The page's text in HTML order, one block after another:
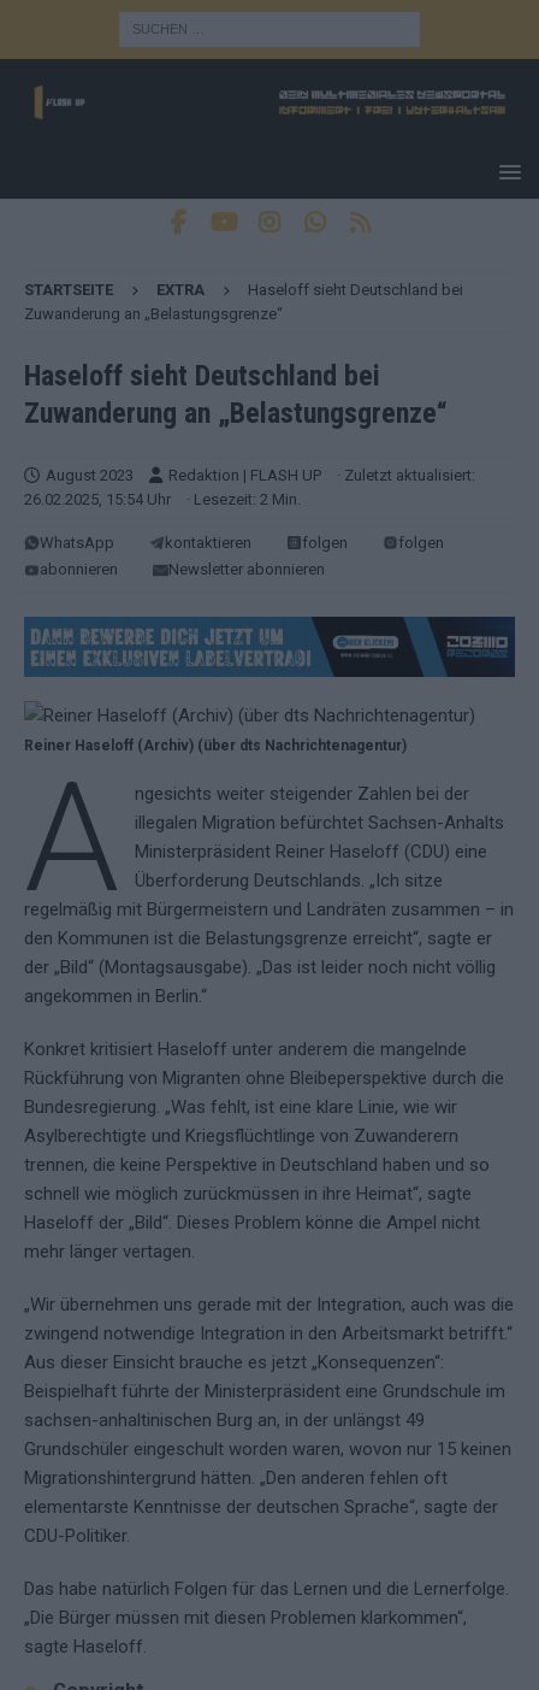
STARTSEITE EXTRA
Haseloff sieht Deutschland bei
Zuwanderung an „Belastungsgrenze“
Haseloff sieht Deutschland bei
Zuwanderung an „Belastungsgrenze“
August 2023 Redaktion | FLASH UP
· Zuletzt aktualisiert:
26.02.2025, 15:54 Uhr
· Lesezeit: 2 Min.
WhatsApp kontaktieren folgen
folgen
abonnieren
Newsletter abonnieren
Reiner Haseloff (Archiv) (über dts Nachrichtenagentur)
A
ngesichts weiter steigender Zahlen bei der
illegalen Migration befürchtet Sachsen-Anhalts
Ministerpräsident Reiner Haseloff (CDU) eine
Überforderung Deutschlands. „Ich sitze
regelmäßig mit Bürgermeistern und Landräten zusammen – in
den Kommunen ist die Belastungsgrenze erreicht“, sagte er
der „Bild“ (Montagsausgabe). „Das ist leider noch nicht völlig
angekommen in Berlin.“
Konkret kritisiert Haseloff unter anderem die mangelnde
Rückführung von Migranten ohne Bleibeperspektive durch die
Bundesregierung. „Was fehlt, ist eine klare Linie, wie wir
Asylberechtigte und Kriegsflüchtlinge von Zuwanderern
trennen, die keine Perspektive in Deutschland haben und so
schnell wie möglich zurückmüssen in ihre Heimat“, sagte
Haseloff der „Bild“. Dieses Problem könne die Ampel nicht
mehr länger vertagen.
„Wir übernehmen uns gerade mit der Integration, auch was die
zwingend notwendige Integration in den Arbeitsmarkt betrifft.“
Aus dieser Einsicht brauche es jetzt „Konsequenzen“:
Beispielhaft führte der Ministerpräsident eine Grundschule im
sachsen-anhaltinischen Burg an, in der unlängst 49
Grundschüler eingeschult worden waren, wovon nur 15 keinen
Migrationshintergrund hätten. „Den anderen fehlen oft
elementarste Kenntnisse der deutschen Sprache“, sagte der
CDU-Politiker.
Das habe natürlich Folgen für das Lernen und die Lernerfolge.
„Die Bürger müssen mit diesen Problemen klarkommen“,
sagte Haseloff.